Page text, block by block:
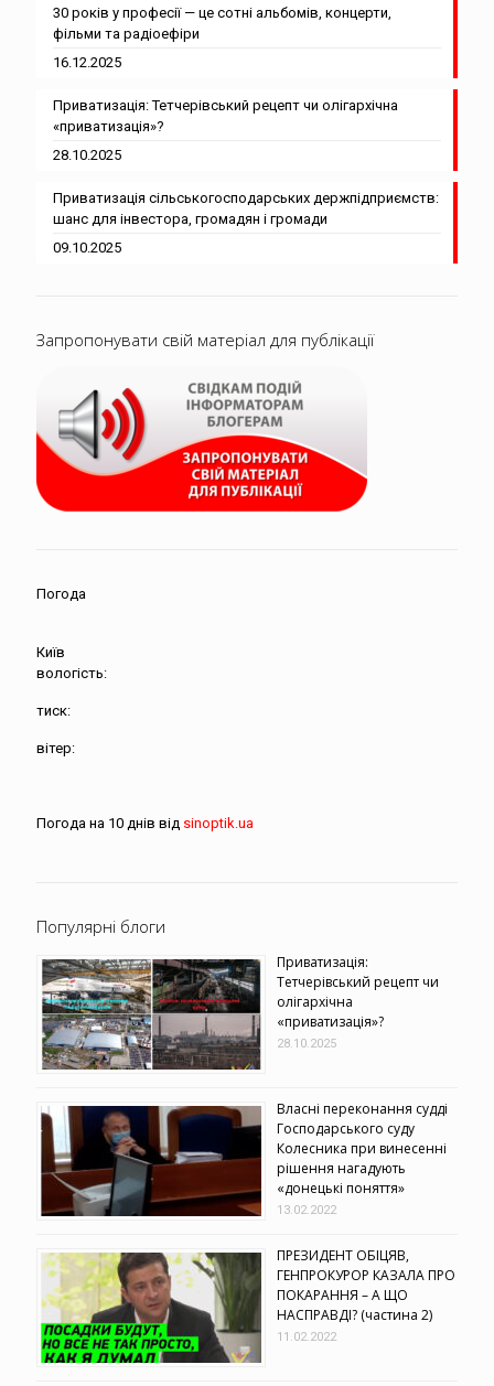
30 років у професії — це сотні альбомів, концерти,
фільми та радіоефіри
16.12.2025
Приватизація: Тетчерівський рецепт чи олігархічна
«приватизація»?
28.10.2025
Приватизація сільськогосподарських держпідприємств:
шанс для інвестора, громадян і громади
09.10.2025
Запропонувати свій матеріал для публікації
Погода
Київ
вологість:
тиск:
вітер:
Погода на 10 днів від sinoptik.ua
Популярні блоги
Приватизація:
Тетчерівський рецепт чи
олігархічна
«приватизація»?
28.10.2025
Власні переконання судді
Господарського суду
Колесника при винесенні
рішення нагадують
«донецькі поняття»
13.02.2022
ПРЕЗИДЕНТ ОБІЦЯВ,
ГЕНПРОКУРОР КАЗАЛА ПРО
ПОКАРАННЯ – А ЩО
НАСПРАВДІ? (частина 2)
11.02.2022